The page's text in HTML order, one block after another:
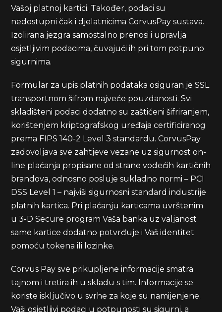
Vašoj platnoj kartici. Također, podaci su
nedostupni čak i djelatnicima CorvusPay sustava.
Izolirana jezgra samostalno prenosi i upravlja
osjetljivim podacima, čuvajući ih pri tom potpuno
sigurnima.
Formular za upis platnih podataka osiguran je SSL
transportnom šifrom najveće pouzdanosti. Svi
skladišteni podaci dodatno su zaštićeni šifriranjem,
korištenjem kriptografskog uređaja certificiranog
prema FIPS 140-2 Level 3 standardu. CorvusPay
zadovoljava sve zahtjeve vezane uz sigurnost on-
line plaćanja propisane od strane vodećih kartičnih
brandova, odnosno posluje sukladno normi – PCI
DSS Level 1 – najviši sigurnosni standard industrije
platnih kartica. Pri plaćanju karticama uvrštenim
u 3-D Secure program Vaša banka uz valjanost
same kartice dodatno potvrđuje i Vaš identitet
pomoću tokena ili lozinke.
Corvus Pay sve prikupljene informacije smatra
tajnom i tretira ih u skladu s tim. Informacije se
koriste isključivo u svrhe za koje su namijenjene.
Vaši osjetljivi podaci u potpunosti su sigurni, a